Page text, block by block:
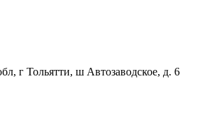
г Тольятти, ш Автозаводское, д. 6